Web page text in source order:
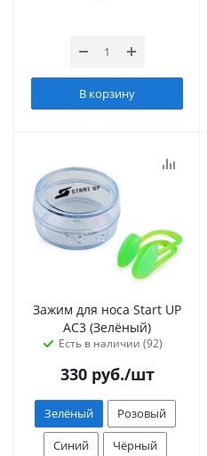
В корзину
Зажим для носа Start UP
AC3 (Зелёный)
Есть в наличии (92)
330руб./шт
Зелёный
Розовый
Синий
Чёрный